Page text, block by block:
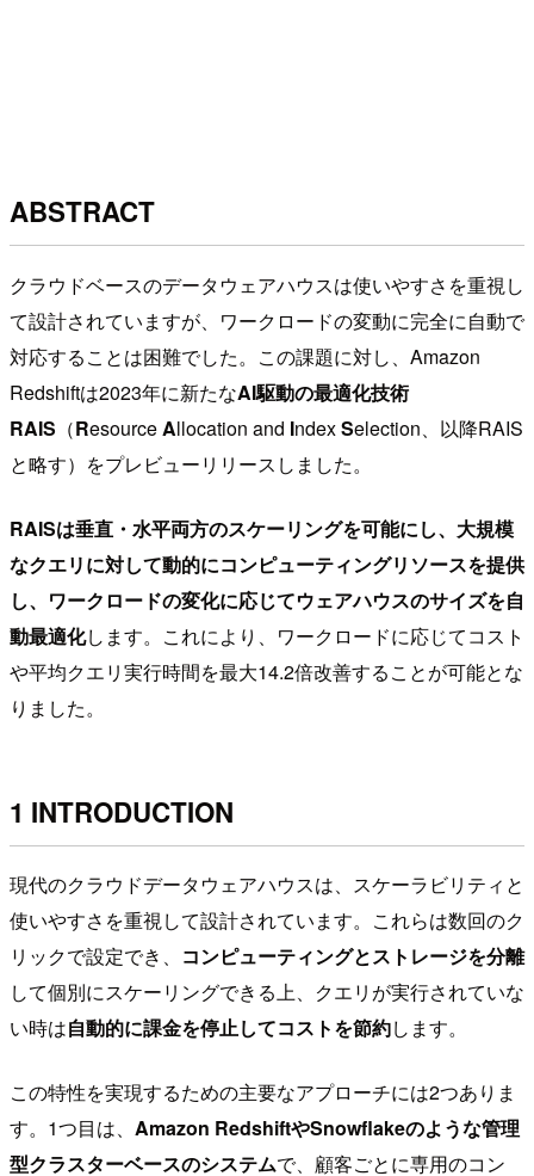
ABSTRACT
クラウドベースのデータウェアハウスは使いやすさを重視し
て設計されていますが、ワークロードの変動に完全に自動で
対応することは困難でした。この課題に対し、Amazon
Redshiftは2023年に新たなAI駆動の最適化技術
RAIS （Resource Allocation and IndexSelection、以降RAIS
と略す）をプレビューリリースしました。
RAISは垂直・水平両方のスケーリングを可能にし、大規模
なクエリに対して動的にコンピューティングリソースを提供
し、ワークロードの変化に応じてウェアハウスのサイズを自
動最適化します。これにより、ワークロードに応じてコスト
や平均クエリ実行時間を最大14.2倍改善することが可能とな
りました。
1 INTRODUCTION
現代のクラウドデータウェアハウスは、スケーラビリティと
使いやすさを重視して設計されています。これらは数回のク
リックで設定でき、 コンピューティングとストレージを分離
して個別にスケーリングできる上、クエリが実行されていな
い時は自動的に課金を停止してコストを節約します。
この特性を実現するための主要なアプローチには2つありま
す。1つ目は、 Amazon RedshiftやSnowflakeのような管理
型クラスターベースのシステムで、顧客ごとに専用のコン